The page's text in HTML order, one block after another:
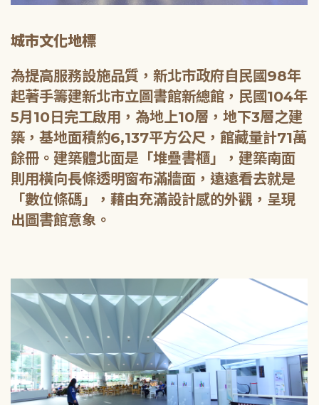
城市文化地標
為提高服務設施品質，新北市政府自民國98年
起著手籌建新北市立圖書館新總館，民國104年
5月10日完工啟用，為地上10層，地下3層之建
築，基地面積約6,137平方公尺，館藏量計71萬
餘冊。建築體北面是「堆疊書櫃」，建築南面
則用橫向長條透明窗布滿牆面，遠遠看去就是
「數位條碼」，藉由充滿設計感的外觀，呈現
出圖書館意象。